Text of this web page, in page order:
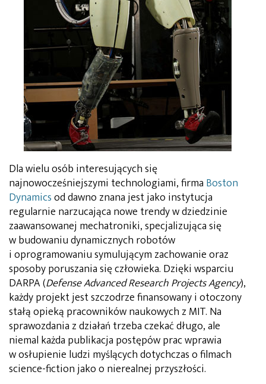
Dla wielu osób interesujących się
najnowocześniejszymi technologiami, firma Boston
Dynamicsod dawno znana jest jako instytucja
regularnie narzucająca nowe trendy w dziedzinie
zaawansowanej mechatroniki, specjalizująca się
w budowaniu dynamicznych robotów
i oprogramowaniu symulującym zachowanie oraz
sposoby poruszania się człowieka. Dzięki wsparciu
DARPA (Defense Advanced Research Projects Agency),
każdy projekt jest szczodrze finansowany i otoczony
stałą opieką pracowników naukowych z MIT. Na
sprawozdania z działań trzeba czekać długo, ale
niemal każda publikacja postępów prac wprawia
w osłupienie ludzi myślących dotychczas o filmach
science-fiction jako o nierealnej przyszłości.